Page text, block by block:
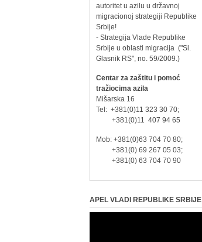
autoritet u azilu u državnoj
migracionoj strategiji Republike
Srbije!
- Strategija Vlade Republike
Srbije u oblasti migracija ("Sl.
Glasnik RS", no. 59/2009.)
Centar za zaštitu i pomoć
tražiocima azila
Mišarska 16
Tel: +381(0)11 323 30 70;
+381(0)11 407 94 65
Mob: +381(0)63 704 70 80;
+381(0) 69 267 05 03;
+381(0) 63 704 70 90
APEL VLADI REPUBLIKE SRBIJE